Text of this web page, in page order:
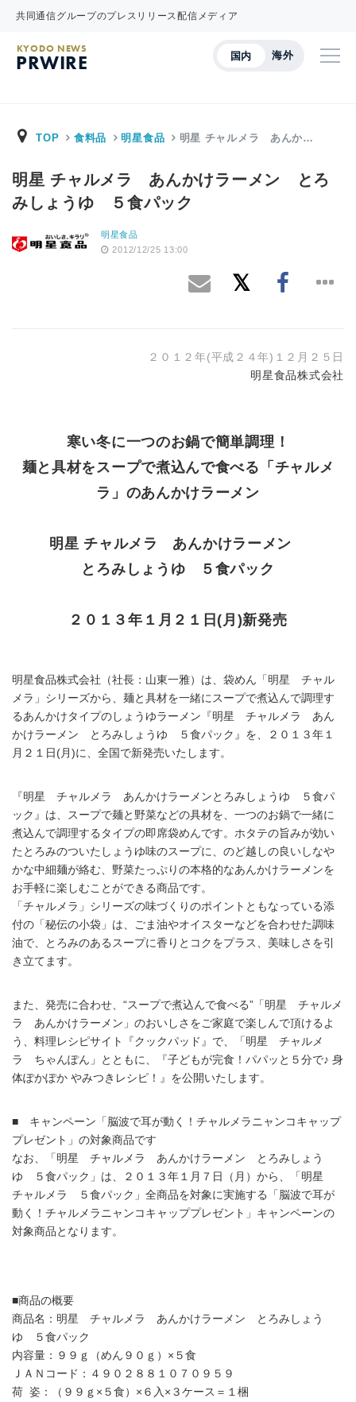
共同通信グループのプレスリリース配信メディア
国内 海外
KYODO NEWS
PRWIRE
TOP 食料品 明星食品 明星 チャルメラ あんか…
明星 チャルメラ あんかけラーメン とろ
みしょうゆ ５食パック
明星食品
2012/12/25 13:00
２０１２年(平成２４年)１２月２５日
明星食品株式会社
寒い冬に一つのお鍋で簡単調理！
麺と具材をスープで煮込んで食べる「チャルメ
ラ」のあんかけラーメン
明星 チャルメラ あんかけラーメン
とろみしょうゆ ５食パック
２０１３年１月２１日(月)新発売
明星食品株式会社（社長：山東一雅）は、袋めん「明星 チャル
メラ」シリーズから、麺と具材を一緒にスープで煮込んで調理す
るあんかけタイプのしょうゆラーメン『明星 チャルメラ あん
かけラーメン とろみしょうゆ ５食パック』を、２０１３年１
月２１日(月)に、全国で新発売いたします。
『明星 チャルメラ あんかけラーメンとろみしょうゆ ５食パ
ック』は、スープで麺と野菜などの具材を、一つのお鍋で一緒に
煮込んで調理するタイプの即席袋めんです。ホタテの旨みが効い
たとろみのついたしょうゆ味のスープに、のど越しの良いしなや
かな中細麺が絡む、野菜たっぷりの本格的なあんかけラーメンを
お手軽に楽しむことができる商品です。
「チャルメラ」シリーズの味づくりのポイントともなっている添
付の「秘伝の小袋」は、ごま油やオイスターなどを合わせた調味
油で、とろみのあるスープに香りとコクをプラス、美味しさを引
き立てます。
また、発売に合わせ、“スープで煮込んで食べる”「明星 チャルメ
ラ あんかけラーメン」のおいしさをご家庭で楽しんで頂けるよ
う、料理レシピサイト『クックパッド』で、「明星 チャルメ
ラ ちゃんぽん」とともに、『子どもが完食！パパッと５分で♪ 身
体ぽかぽか やみつきレシピ！』を公開いたします。
■ キャンペーン「脳波で耳が動く！チャルメラニャンコキャップ
プレゼント」の対象商品です
なお、「明星 チャルメラ あんかけラーメン とろみしょう
ゆ ５食パック」は、２０１３年１月７日（月）から、「明星
チャルメラ ５食パック」全商品を対象に実施する「脳波で耳が
動く！チャルメラニャンコキャッププレゼント」キャンペーンの
対象商品となります。
■商品の概要
商品名：明星 チャルメラ あんかけラーメン とろみしょう
ゆ ５食パック
内容量：９９ｇ（めん９０ｇ）×５食
ＪＡＮコード：４９０２８８１０７０９５９
荷 姿：（９９ｇ×５食）×６入×３ケース＝１梱